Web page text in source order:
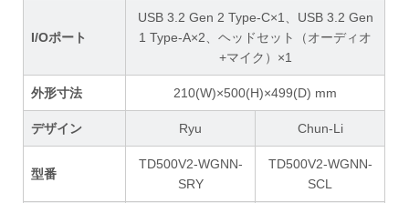
I/Oポート
USB 3.2 Gen 2 Type-C×1、USB 3.2 Gen
1 Type-A×2、ヘッドセット（オーディオ
+マイク）×1
外形寸法 210(W)×500(H)×499(D) mm
デザイン Ryu Chun-Li
型番
TD500V2-WGNN-
SRY
TD500V2-WGNN-
SCL